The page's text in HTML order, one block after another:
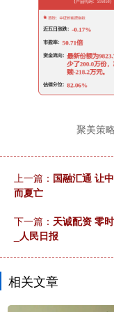
聚美策
上一篇： 国融汇通 让
而夏亡
下一篇： 天诚配资 ‍‍零
_人民日报
相关文章